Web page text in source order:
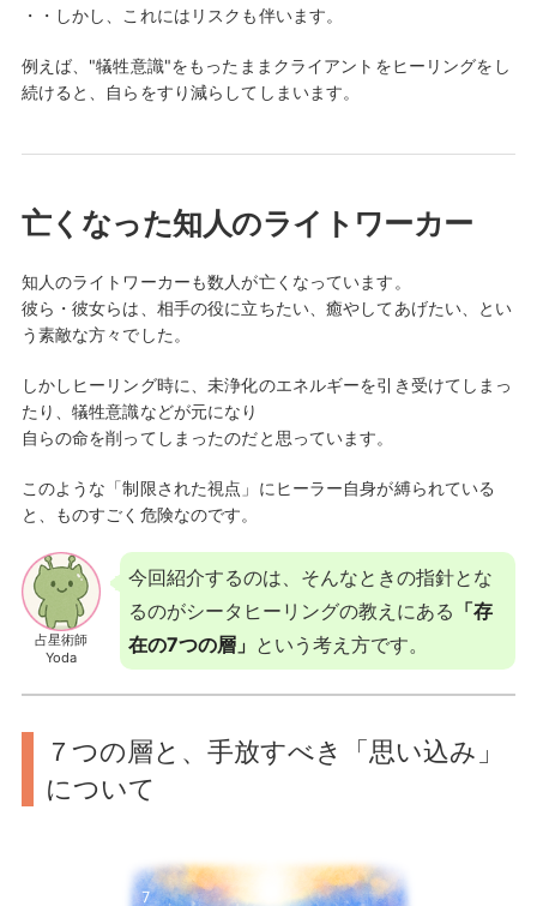
・・しかし、これにはリスクも伴います。
例えば、"犠牲意識"をもったままクライアントをヒーリングをし
続けると、自らをすり減らしてしまいます。
亡くなった知人のライトワーカー
知人のライトワーカーも数人が亡くなっています。
彼ら・彼女らは、相手の役に立ちたい、癒やしてあげたい、とい
う素敵な方々でした。
しかしヒーリング時に、未浄化のエネルギーを引き受けてしまっ
たり、犠牲意識などが元になり
自らの命を削ってしまったのだと思っています。
このような「制限された視点」にヒーラー自身が縛られている
と、ものすごく危険なのです。
占星術師
Yoda
今回紹介するのは、そんなときの指針とな
るのがシータヒーリングの教えにある 「存
在の7つの層」 という考え方です。
７つの層と、手放すべき「思い込み」
について